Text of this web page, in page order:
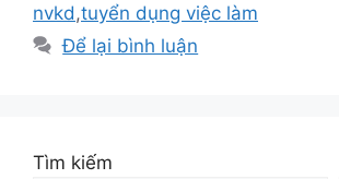
nvkd ,tuyển dụng việc làm
Để lại bình luận
Tìm kiếm